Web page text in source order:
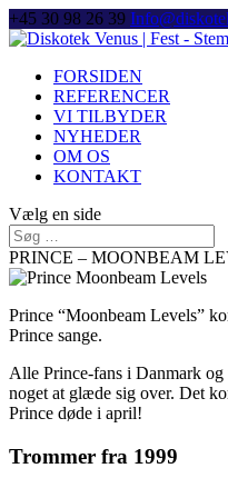
+45 30 98 26 39
FORSIDEN
REFERENCER
VI TILBYDER
NYHEDER
OM OS
KONTAKT
Vælg en side
PRINCE – MOONBEAM
Prince “Moonbeam Levels”
Prince sange.
Alle Prince-fans i Danmark og
noget at glæde sig over. Det
Prince døde i april!
Trommer fra 1999